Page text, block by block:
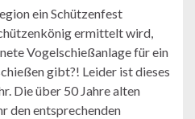
ein Schützenfest
ermittelt wird,
Vogelschießanlage für ein
gibt?! Leider ist dieses
Die über 50 Jahre alten
den entsprechenden